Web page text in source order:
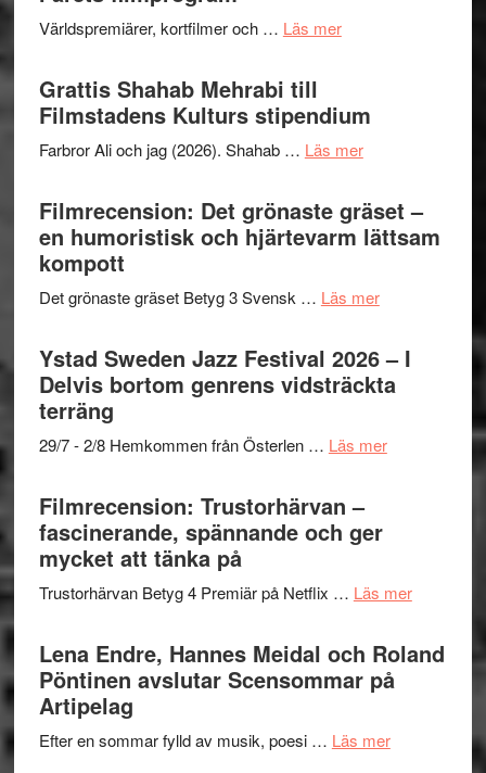
X-
I
Want
to
Believe
Vrach
Frankenshtey
med
Mulder
och
Dana
Världspremiärer, kortfilmer och … Läs merom
presenterar
19
titlar
i
Grattis Shahab Mehrabi till
Filmstadens Kulturs stipendium
Farbror Ali och jag (2026). Shahab … Läs merom
Shahab
Mehrabi
till
Kulturs
Filmrecension: Det grönaste gräset –
en humoristisk och hjärtevarm lättsam
kompott
Det grönaste gräset Betyg 3 Svensk … Läs merom
Det
grönaste
gräset
en
hjärtevarm
Ystad Sweden Jazz Festival 2026 – I
Delvis bortom genrens vidsträckta
terräng
29/7 - 2/8 Hemkommen från Österlen … Läs merom
–
Delvis
bortom
terräng
Filmrecension: Trustorhärvan –
fascinerande, spännande och ger
mycket att tänka på
Trustorhärvan Betyg 4 Premiär på Netflix … Läs merom
–
Lena Endre, Hannes Meidal och Roland
Pöntinen avslutar Scensommar på
Artipelag
Efter en sommar fylld av musik, poesi … Läs merom